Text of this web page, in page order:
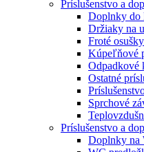
Príslušenstvo a
Doplnky do
Držiaky na
Froté
Kúpeľňové
Odpadkové
Ostatné
Sprchové
Príslušenstvo a
Doplnky na